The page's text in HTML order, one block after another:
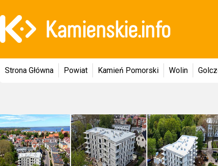
Strona Główna Powiat Kamień Pomorski Wolin